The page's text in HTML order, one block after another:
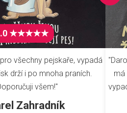
★★★★★
všechny pejskaře, vypadá
drží i po mnoha praních.
všem!"
Zahradník
má